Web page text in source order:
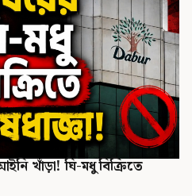
খাঁড়া! ঘি-মধু বিক্রিতে